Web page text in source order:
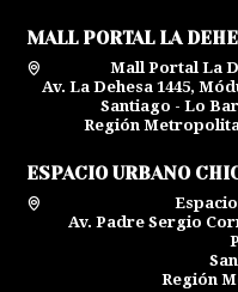
MALL PORTAL LA
Mall Portal La
Av. La Dehesa 1445,
Santiago - Lo
Región
ESPACIO URBANO
Av. Padre Sergio
Región